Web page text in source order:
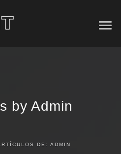
by Admin
DE: ADMIN